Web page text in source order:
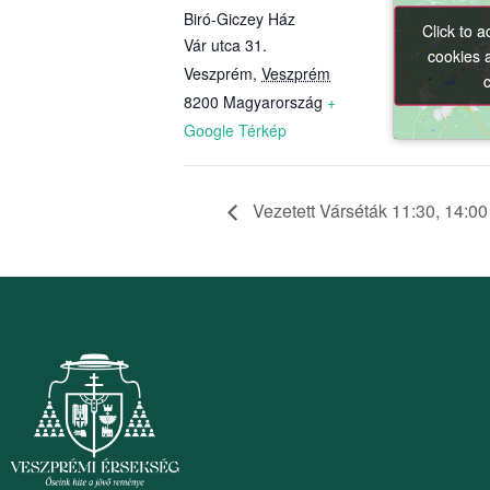
Biró-Giczey Ház
Vár utca 31.
Veszprém, Veszprém
8200 Magyarország +
Google Térkép
Click to
cookies
Click to
cookies
Vezetett Várséták 11:30,